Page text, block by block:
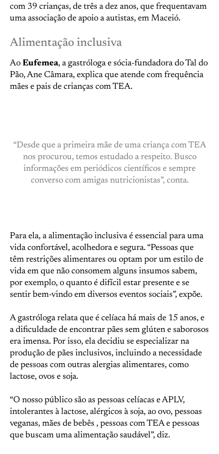
com 39 crianças, de três a dez anos, que frequentavam
uma associação de apoio a autistas, em Maceió.
Alimentação inclusiva
Ao Eufemea, a gastróloga e sócia-fundadora do Tal do
Pão, Ane Câmara, explica que atende com frequência
mães e pais de crianças com TEA.
“Desde que a primeira mãe de uma criança com TEA
nos procurou, temos estudado a respeito. Busco
informações em periódicos científicos e sempre
converso com amigas nutricionistas”, conta.
Para ela, a alimentação inclusiva é essencial para uma
vida confortável, acolhedora e segura. “Pessoas que
têm restrições alimentares ou optam por um estilo de
vida em que não consomem alguns insumos sabem,
por exemplo, o quanto é difícil estar presente e se
sentir bem-vindo em diversos eventos sociais”, expõe.
A gastróloga relata que é celíaca há mais de 15 anos, e
a dificuldade de encontrar pães sem glúten e saborosos
era imensa. Por isso, ela decidiu se especializar na
produção de pães inclusivos, incluindo a necessidade
de pessoas com outras alergias alimentares, como
lactose, ovos e soja.
“O nosso público são as pessoas celíacas e APLV,
intolerantes à lactose, alérgicos à soja, ao ovo, pessoas
veganas, mães de bebês , pessoas com TEA e pessoas
que buscam uma alimentação saudável”, diz.